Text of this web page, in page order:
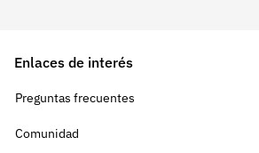
Enlaces de interés
Preguntas frecuentes
Comunidad